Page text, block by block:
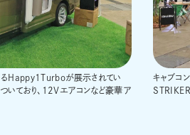
るHappy1Turboが展示されてい
ついており、12Vエアコンなど豪華ア
キャブコ
STRIKER